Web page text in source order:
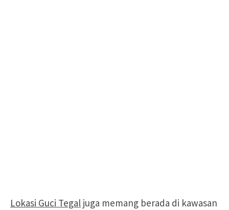
Lokasi Guci Tegal juga memang berada di kawasan